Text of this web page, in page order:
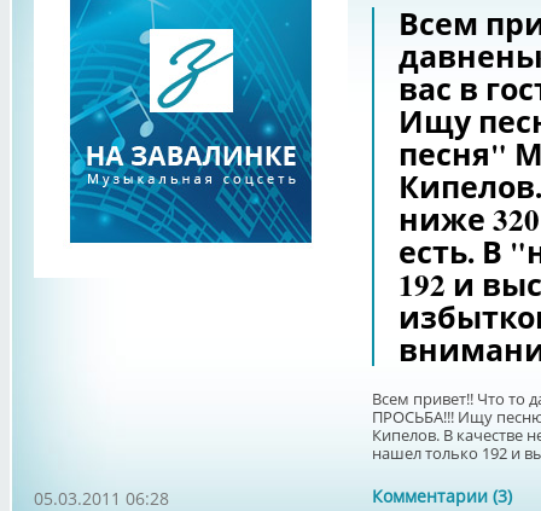
Всем
вас в
Ищу
песня"
ниже
есть. В
192 и
Всем привет!! Что то
ПРОСЬБА!!! Ищу
Кипелов. В качестве
нашел только 192 и
Комментарии (3)
05.03.2011 06:28